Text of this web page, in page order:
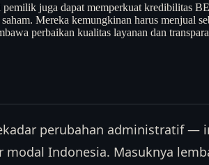
juga dapat memperkuat kredibilitas
Mereka kemungkinan harus menjual
perbaikan kualitas layanan dan
perubahan administratif —
Indonesia. Masuknya